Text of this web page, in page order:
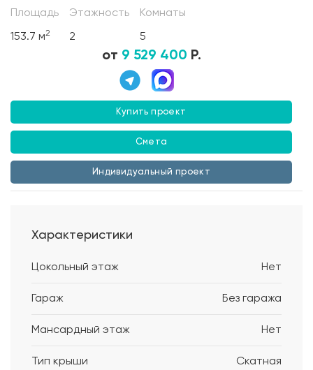
Площадь
153.7 м2
Этажность
2
Комнаты
5
от 9 529 400 Р.
Купить проект
Смета
Индивидуальный проект
Характеристики
Цокольный этаж Нет
Гараж Без гаража
Мансардный этаж Нет
Тип крыши Скатная